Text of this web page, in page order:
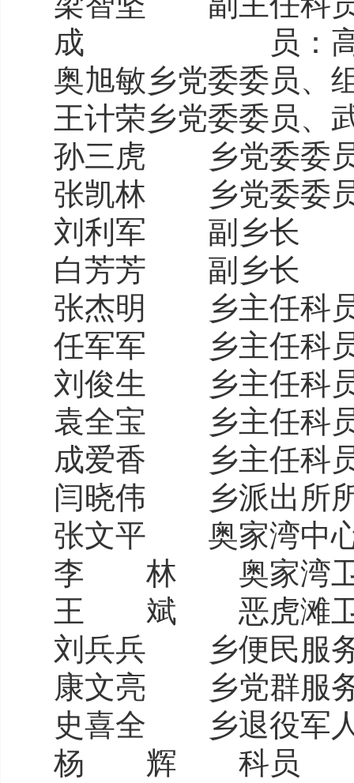
成 员：高
奥旭敏乡党委委员、
王计荣乡党委委员、
孙三虎 乡党委委
张凯林 乡党委委
刘利军 副乡长
白芳芳 副乡长
张杰明 乡主任科
任军军 乡主任科
刘俊生 乡主任科
袁全宝 乡主任科
成爱香 乡主任科
闫晓伟 乡派出所
张文平 奥家湾中
李 林 奥家湾卫
王 斌 恶虎滩卫
刘兵兵 乡便民服
康文亮 乡党群服
史喜全 乡退役军人
杨 辉 科员